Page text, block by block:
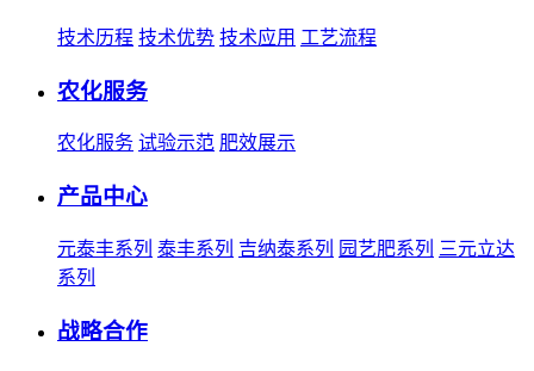
技术历程 技术优势 技术应用 工艺流程
农化服务
农化服务 试验示范 肥效展示
产品中心
元泰丰系列 泰丰系列 吉纳泰系列 园艺肥系列 三元立达
系列
战略合作